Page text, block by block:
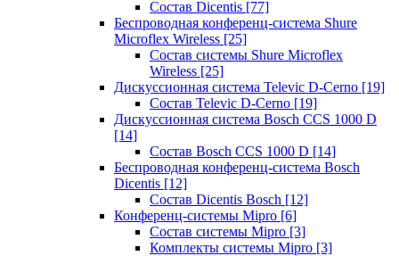
Состав Dicentis [77]
Беспроводная конференц-система Shure
Microflex Wireless [25]
Состав системы Shure Microflex
Wireless [25]
Дискуссионная система Televic D-Cerno [19]
Состав Televic D-Cerno [19]
Дискуссионная система Bosch CCS 1000 D
[14]
Состав Bosch CCS 1000 D [14]
Беспроводная конференц-система Bosch
Dicentis [12]
Состав Dicentis Bosch [12]
Конференц-системы Mipro [6]
Состав системы Mipro [3]
Комплекты системы Mipro [3]